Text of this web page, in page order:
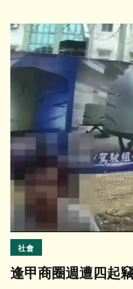
社會
逢甲商圈週遭四起